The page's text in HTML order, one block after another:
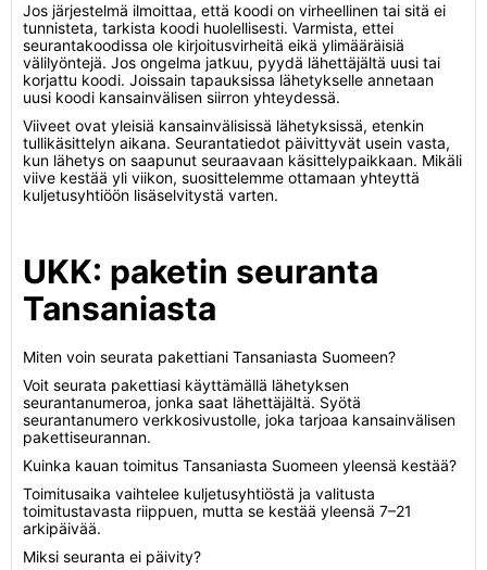
Jos järjestelmä ilmoittaa, että koodi on virheellinen tai sitä ei
tunnisteta, tarkista koodi huolellisesti. Varmista, ettei
seurantakoodissa ole kirjoitusvirheitä eikä ylimääräisiä
välilyöntejä. Jos ongelma jatkuu, pyydä lähettäjältä uusi tai
korjattu koodi. Joissain tapauksissa lähetykselle annetaan
uusi koodi kansainvälisen siirron yhteydessä.
Viiveet ovat yleisiä kansainvälisissä lähetyksissä, etenkin
tullikäsittelyn aikana. Seurantatiedot päivittyvät usein vasta,
kun lähetys on saapunut seuraavaan käsittelypaikkaan. Mikäli
viive kestää yli viikon, suosittelemme ottamaan yhteyttä
kuljetusyhtiöön lisäselvitystä varten.
UKK: paketin seuranta
Tansaniasta
Miten voin seurata pakettiani Tansaniasta Suomeen?
Voit seurata pakettiasi käyttämällä lähetyksen
seurantanumeroa, jonka saat lähettäjältä. Syötä
seurantanumero verkkosivustolle, joka tarjoaa kansainvälisen
pakettiseurannan.
Kuinka kauan toimitus Tansaniasta Suomeen yleensä kestää?
Toimitusaika vaihtelee kuljetusyhtiöstä ja valitusta
toimitustavasta riippuen, mutta se kestää yleensä 7–21
arkipäivää.
Miksi seuranta ei päivity?